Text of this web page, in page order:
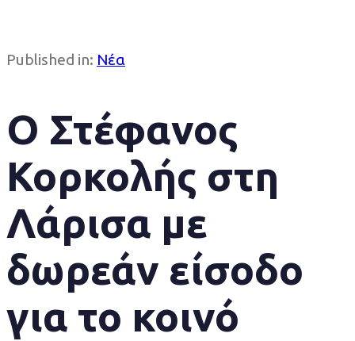
Published in: Νέα
Ο Στέφανος
Κορκολής στη
Λάρισα με
δωρεάν είσοδο
για το κοινό